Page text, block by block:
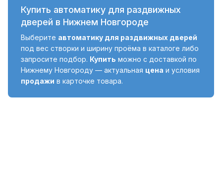
Купить автоматику для раздвижных
дверей в Нижнем Новгороде
Выберите автоматику для раздвижных дверей
под вес створки и ширину проёма в каталоге либо
запросите подбор. Купить можно с доставкой по
Нижнему Новгороду — актуальная цена и условия
продажи в карточке товара.